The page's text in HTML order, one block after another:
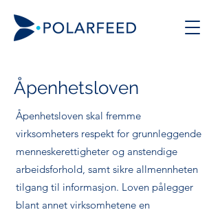
Åpenhetsloven
Åpenhetsloven skal fremme
virksomheters respekt for grunnleggende
menneskerettigheter og anstendige
arbeidsforhold, samt sikre allmennheten
tilgang til informasjon. Loven pålegger
blant annet virksomhetene en